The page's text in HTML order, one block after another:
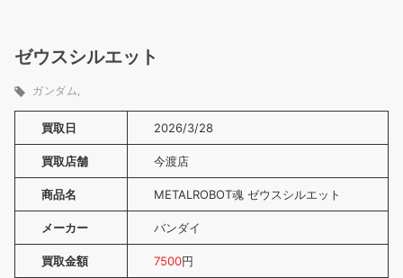
ゼウスシルエット
ガンダム
買取日 2026/3/28
買取店舗 今渡店
商品名 METALROBOT魂 ゼウスシルエット
メーカー バンダイ
買取金額 7500円